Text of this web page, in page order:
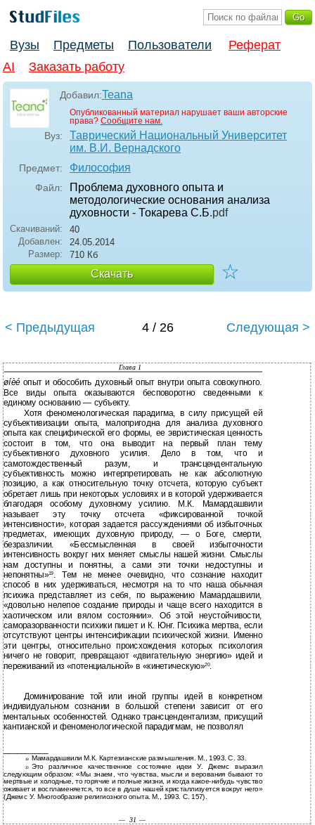
Вузы Предметы Пользователи
Реферат
AI
Заказать работу
Добавил:Teana
Опубликованный материал нарушает ваши авторские
права? Сообщите нам.
Вуз:
Таврический Национальный Университет
им. В.И. Вернадского
Предмет: Философия
Файл:
Проблема духовного опыта и
методологические основания анализа
духовности - Токарева С.Б.pdf
Скачиваний:
40
Добавлен:
24.05.2014
Размер:
710 Кб
Скачать ☆
< Предыдущая 4 / 26 Следующая >
Глава 1
øíèéопыт и обособить духовный опыт внутри опыта совокупного.
Все виды опыта оказываются бесповоротно сведенными к
единому основанию — субъекту.
Хотя феноменологическая парадигма, в силу присущей ей
субъективизации опыта, малопригодна для анализа духовного
опыта как специфической его формы, ее эвристическая ценность
состоит в том, что она выводит на первый план тему
субъективного духовного усилия. Дело в том, что и
самотождественный разум, и трансцендентальную
субъективность можно интерпретировать не как абсолютную
позицию, а как относительную точку отсчета, которую субъект
обретает лишь при некоторых условиях и в которой удерживается
благодаря особому духовному усилию. М.К. Мамардашвили
называет эту точку отсчета «фиксированной точкой
интенсивности», которая задается рассуждениями об избыточных
предметах, имеющих духовную природу, — о Боге, смерти,
безразличии. «Бессмысленная в своей избыточности
интенсивность вокруг них меняет смыслы нашей жизни. Смыслы
нам доступны и понятны, а сами эти точки недоступны и
непонятны»19. Тем не менее очевидно, что сознание находит
способ в них удерживаться, несмотря на то что наша обычная
психика представляет из себя, по выражению Мамардашвили,
«довольно нелепое создание природы и чаще всего находится в
хаотическом или вялом состоянии». Об этой неустойчивости,
саморазорванности психики пишет и К. Юнг. Психика мертва, если
отсутствуют центры интенсификации психической жизни. Именно
эти центры, относительно происхождения которых психология
ничего не говорит, превращают «двигательную энергию» идей и
переживаний из «потенциальной» в «кинетическую»20.
Доминирование той или иной группы идей в конкретном
индивидуальном сознании в большой степени зависит от его
ментальных особенностей. Однако трансцендентализм, присущий
кантианской и феноменологической парадигмам, не позволял
__________
19 Мамардашвили М.К. Картезианские размышления. М., 1993. С. 33.
20 Это различное качественное состояние идеи У. Джемс выразил
следующим образом: «Мы знаем, что чувства, мысли и верования бывают то
мертвые и холодные, то горячие и полные жизни, и когдакакое-нибудь чувство
оживает и воспламеняется, то все в душе нашей кристаллизуется вокруг него»
(Джемс У. Многообразие религиозного опыта. М., 1993. С. 157).
— 31 —